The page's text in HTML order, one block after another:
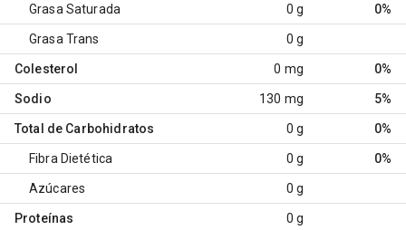
Grasa Saturada 0 g 0%
Grasa Trans 0 g
Colesterol 0 mg 0%
Sodio 130 mg 5%
Total de Carbohidratos 0 g 0%
Fibra Dietética 0 g 0%
Azúcares 0 g
Proteínas 0 g